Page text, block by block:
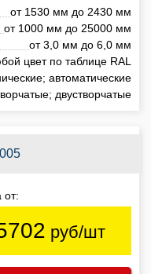
от 1530 мм до 2430 мм
от 1000 мм до 25000 мм
от 3,0 мм до 6,0 мм
цвет по таблице RAL
автоматические
двустворчатые
от:
руб/шт